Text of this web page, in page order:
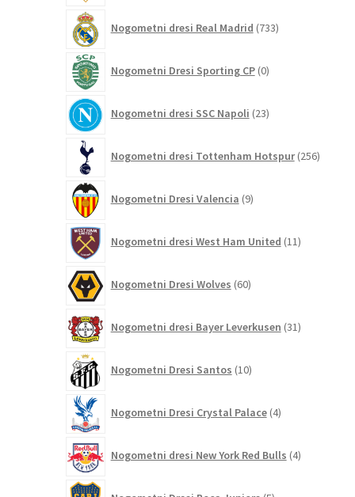
Nogometni dresi Real Madrid 733izdelkov
Nogometni Dresi Sporting CP 0izdelkov
Nogometni dresi SSC Napoli 23izdelkov
Nogometni dresi Tottenham Hotspur 256
Nogometni Dresi Valencia 9izdelkov
Nogometni dresi West Ham United 11izdelkov
Nogometni Dresi Wolves 60izdelkov
Nogometni dresi Bayer Leverkusen 31izdelkov
Nogometni Dresi Santos 10izdelkov
Nogometni Dresi Crystal Palace 4izdelki
Nogometni dresi New York Red Bulls 4izdelki